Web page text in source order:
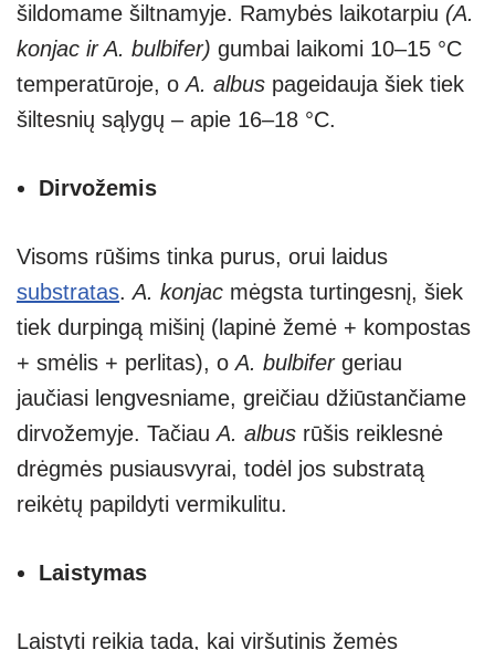
šildomame šiltnamyje. Ramybės laikotarpiu (A.
konjac ir A. bulbifer) gumbai laikomi 10–15 °C
temperatūroje, oA. albus pageidauja šiek tiek
šiltesnių sąlygų – apie 16–18 °C.
Dirvožemis
Visoms rūšims tinka purus, orui laidus
substratas.A. konjac mėgsta turtingesnį, šiek
tiek durpingą mišinį (lapinė žemė + kompostas
+ smėlis + perlitas), oA. bulbifer geriau
jaučiasi lengvesniame, greičiau džiūstančiame
dirvožemyje. TačiauA. albus rūšis reiklesnė
drėgmės pusiausvyrai, todėl jos substratą
reikėtų papildyti vermikulitu.
Laistymas
Laistyti reikia tada, kai viršutinis žemės